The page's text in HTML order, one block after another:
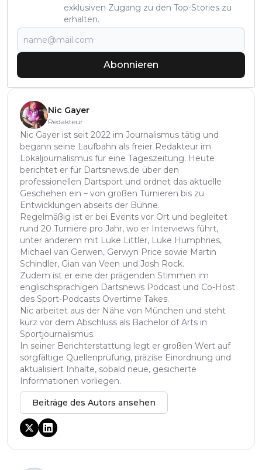
exklusiven Zugang zu den Top-Stories zu
erhalten.
Abonnieren
Nic Gayer
Redakteur
Nic Gayer ist seit 2022 im Journalismus tätig und
begann seine Laufbahn als freier Redakteur im
Lokaljournalismus für eine Tageszeitung. Heute
berichtet er für Dartsnews.de über den
professionellen Dartsport und ordnet das aktuelle
Geschehen ein – von großen Turnieren bis zu
Entwicklungen abseits der Bühne.
Regelmäßig ist er bei Events vor Ort und begleitet
rund 20 Turniere pro Jahr, wo er Interviews führt,
unter anderem mit Luke Littler, Luke Humphries,
Michael van Gerwen, Gerwyn Price sowie Martin
Schindler, Gian van Veen und Josh Rock.
Zudem ist er eine der prägenden Stimmen im
englischsprachigen Dartsnews Podcast und Co-Host
des Sport-Podcasts Overtime Takes.
Nic arbeitet aus der Nähe von München und steht
kurz vor dem Abschluss als Bachelor of Arts in
Sportjournalismus.
In seiner Berichterstattung legt er großen Wert auf
sorgfältige Quellenprüfung, präzise Einordnung und
aktualisiert Inhalte, sobald neue, gesicherte
Informationen vorliegen.
Beiträge des Autors ansehen